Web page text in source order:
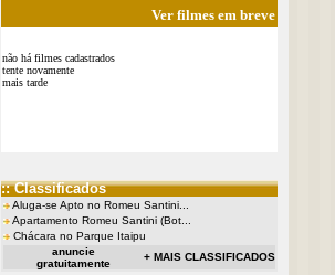
Ver filmes em breve
não há filmes cadastrados
tente novamente
mais tarde
:: Classificados
Aluga-se Apto no Romeu Santini...
Apartamento Romeu Santini (Bot...
Chácara no Parque Itaipu
anuncie
gratuitamente
+ MAIS CLASSIFICADOS